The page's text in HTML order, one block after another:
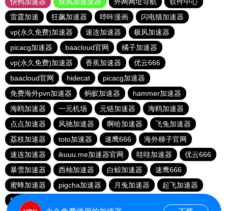
快鸭加速器
旋风加速度器 外网网址导航
软件中心
雷霆加速
狂飙加速器 哔咔漫画
闪电猫加速器
vp(永久免费)加速器
速连加速器
极风加速器
picacg加速器
baacloud官网
橘子加速器
vp(永久免费)加速器
香蕉加速器
优云666
baacloud官网
hidecat
picacg加速器
免费海外pvn加速器
蚂蚁加速器
hammer加速器
海鸥加速器
一元机场 元链加速器
海鸥加速器
点点加速器
风驰加速器 啊哈加速器
飞兔加速器
荔枝加速器
toto加速器 速鹰666
海外梯子官网
速连加速器
ikuuu.me加速器官网 哇哇加速器
优云666
暴雪加速器
西柚加速器 白鲸加速器
速鹰666
蜜蜂加速器
pigcha加速器 月兔加速器
起飞加速器
红海pro官网